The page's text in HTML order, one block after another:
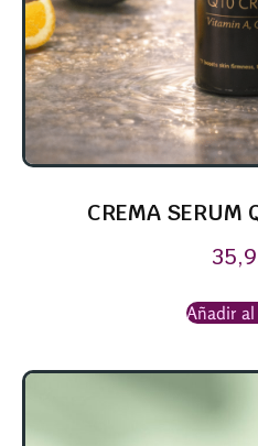
CREMA SERUM
Añadir